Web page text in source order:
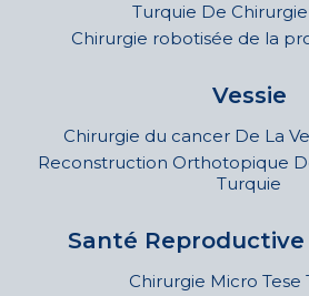
Turquie De
Chirurgie robotisée de la
Vessie
Chirurgie du cancer De La
Reconstruction Orthotopique
Turquie
Santé
Chirurgie Micro Tese